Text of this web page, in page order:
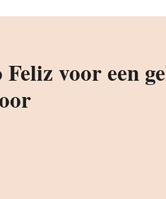
voor een